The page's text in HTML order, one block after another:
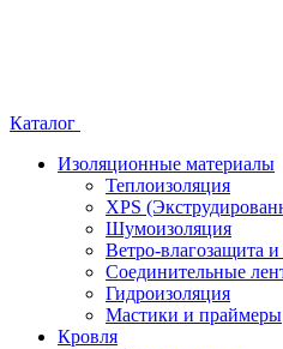
Каталог
Изоляционные материалы
Теплоизоляция
XPS
Шумоизоляция
Ветро-влагозащита
Соединительные
Гидроизоляция
Мастики и праймеры
Кровля